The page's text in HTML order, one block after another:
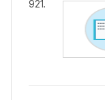
921.